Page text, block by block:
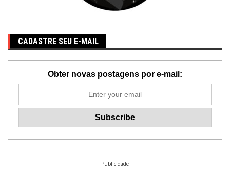
CADASTRE SEU E-MAIL
Obter novas postagens por e-mail:
Publicidade